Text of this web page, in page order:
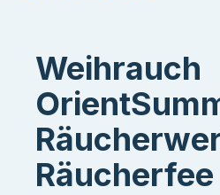
Weihrauch
Räucherfee